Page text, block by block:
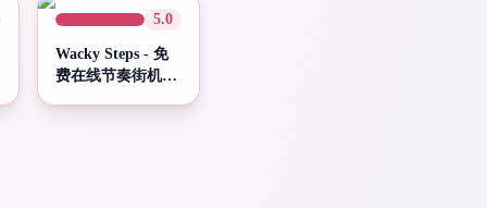
5.0
Wacky Steps - 免
费在线节奏街机游